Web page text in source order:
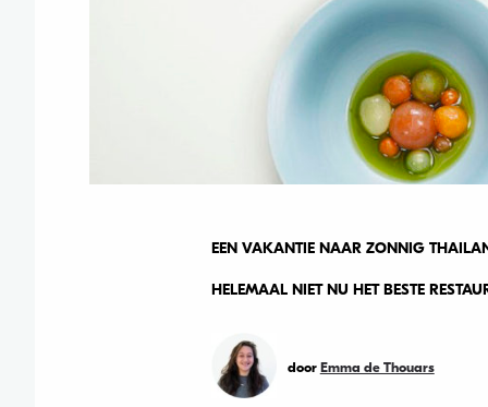
EEN VAKANTIE NAAR ZONNIG
HELEMAAL NIET NU HET BESTE
door Emma de Thouars